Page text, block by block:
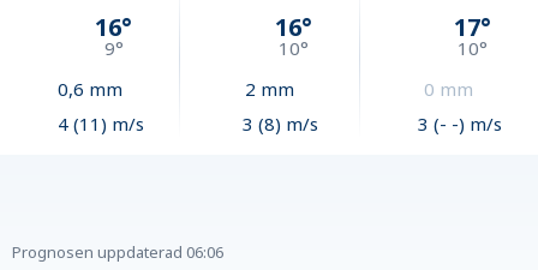
16°
9°
0,6 mm
4 (11) m/s
16°
10°
2 mm
3 (8) m/s
17°
10°
0 mm
3 (- -) m/s
Prognosen uppdaterad 06:06